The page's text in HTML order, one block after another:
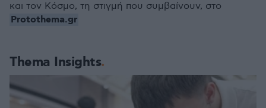
Thema Insights
και τον Κόσμο, τη στιγμή που συμβαίνουν, στο
Protothema.gr